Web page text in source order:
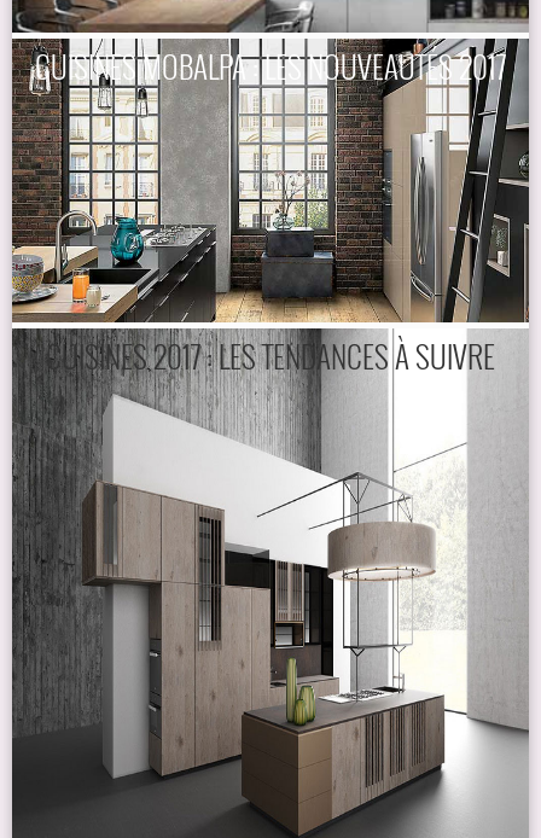
CUISINES MOBALPA : LES NOUVEAUTÉS 2017
CUISINES 2017 : LES TENDANCES À SUIVRE